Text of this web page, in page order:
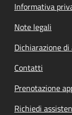
Informativa
Note legali
Dichiarazione
Contatti
Prenotazione
Richiedi